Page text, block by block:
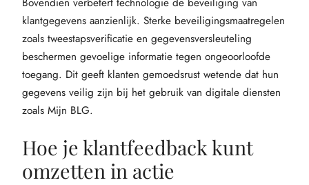
klantgegevens aanzienlijk. Sterke beveiligingsmaatregelen
zoals tweestapsverificatie en gegevensversleuteling
beschermen gevoelige informatie tegen ongeoorloofde
toegang. Dit geeft klanten gemoedsrust wetende dat hun
gegevens veilig zijn bij het gebruik van digitale diensten
zoals Mijn BLG.
Hoe je klantfeedback kunt
omzetten in actie